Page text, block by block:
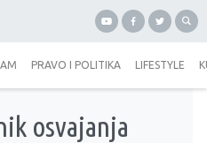
PRAVO I POLITIKA LIFESTYLE
osvajanja